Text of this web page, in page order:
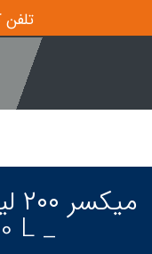
تلفن
_ TK_MIX V 200 L